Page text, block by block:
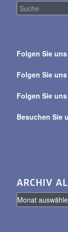
alle
Folgen Sie
Folgen Sie
Folgen Sie
Besuchen Sie
ARCHIV